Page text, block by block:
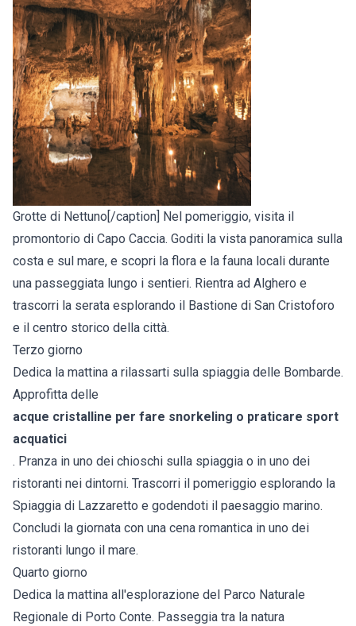
Grotte di Nettuno[/caption] Nel pomeriggio, visita il
promontorio di Capo Caccia. Goditi la vista panoramica sulla
costa e sul mare, e scopri la flora e la fauna locali durante
una passeggiata lungo i sentieri. Rientra ad Alghero e
trascorri la serata esplorando il Bastione di San Cristoforo
e il centro storico della città.
Terzo giorno
Dedica la mattina a rilassarti sulla spiaggia delle Bombarde.
Approfitta delle
acque cristalline per fare snorkeling o praticare sport
acquatici
. Pranza in uno dei chioschi sulla spiaggia o in uno dei
ristoranti nei dintorni. Trascorri il pomeriggio esplorando la
Spiaggia di Lazzaretto e godendoti il paesaggio marino.
Concludi la giornata con una cena romantica in uno dei
ristoranti lungo il mare.
Quarto giorno
Dedica la mattina all'esplorazione del Parco Naturale
Regionale di Porto Conte. Passeggia tra la natura